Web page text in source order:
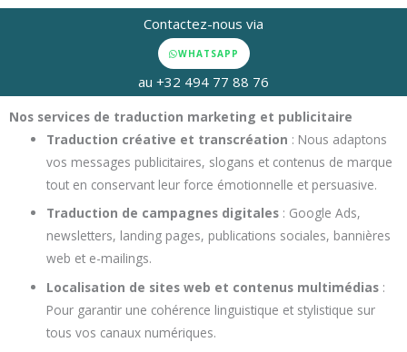
Contactez-nous via
WHATSAPP
au +32 494 77 88 76
Nos services de traduction marketing et publicitaire
Traduction créative et transcréation : Nous adaptons
vos messages publicitaires, slogans et contenus de marque
tout en conservant leur force émotionnelle et persuasive.
Traduction de campagnes digitales : Google Ads,
newsletters, landing pages, publications sociales, bannières
web et e-mailings.
Localisation de sites web et contenus multimédias :
Pour garantir une cohérence linguistique et stylistique sur
tous vos canaux numériques.